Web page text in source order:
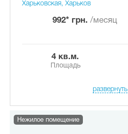
Харьковская, Харьков
992* грн. /месяц
4 кв.м.
Площадь
развернуть
Нежилое помещение